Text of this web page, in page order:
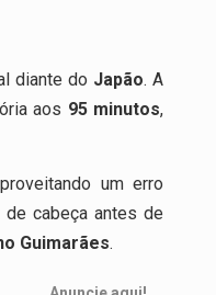
diante do Japão. A
aos 95 minutos,
um erro
de cabeça antes de
Guimarães.